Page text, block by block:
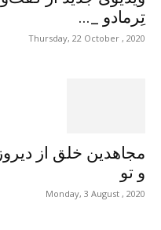
تِرمادو _...
Thursday, 22 October , 2020
مجاهدین خلق از
و تو
Monday, 3 August , 2020